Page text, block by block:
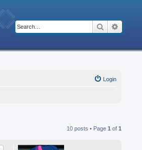
Search
Login
10 posts • Page 1 of 1